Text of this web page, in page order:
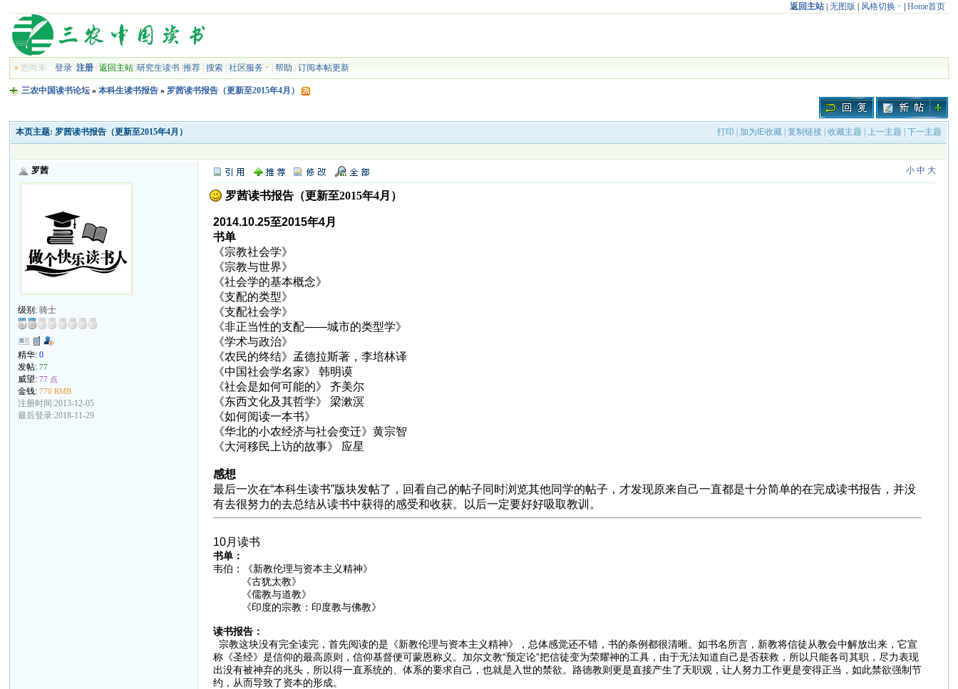
返回主站| 无图版 风格切换 Home首页
» 您尚未登录 注册 |返回主站 |研究生读书 |推荐 |搜索 |社区服务 |帮助 |订阅本帖更新
三农中国读书论坛 »本科生读书报告 » 罗茜读书报告（更新至2015年4月）
本页主题: 罗茜读书报告（更新至2015年4月） 打印 加为IE收藏 |复制链接 |收藏主题 |上一主题 |下一主题
罗茜
级别:骑士
精华:0
发帖:77
威望:77 点
金钱:770 RMB
注册时间:2013-12-05
最后登录:2018-11-29
小 中 大
罗茜读书报告（更新至2015年4月）
2014.10.25至2015年4月
书单
《宗教社会学》
《宗教与世界》
《社会学的基本概念》
《支配的类型》
《支配社会学》
《非正当性的支配——城市的类型学》
《学术与政治》
《农民的终结》 孟德拉斯著，李培林译
《中国社会学名家》
韩明谟
《社会是如何可能的》 齐美尔
《东西文化及其哲学》 梁漱溟
《如何阅读一本书》
《华北的小农经济与社会变迁》 黄宗智
《大河移民上访的故事》 应星
感想
最后一次在“本科生读书”版块发帖了，回看自己的帖子同时浏览其他同学的帖子，才发现原来自己一直都是十分简单的在完成读书报告，并没
有去很努力的去总结从读书中获得的感受和收获。以后一定要好好吸取教训。
10月读书
书单：
韦伯：《新教伦理与资本主义精神》
《古犹太教》
《儒教与道教》
《印度的宗教：印度教与佛教》
读书报告：
宗教这块没有完全读完，首先阅读的是《新教伦理与资本主义精神》，总体感觉还不错，书的条例都很清晰。如书名所言，新教将信徒从教会中解放出来，它宣
称《圣经》是信仰的最高原则，信仰基督便可蒙恩称义。加尔文教“预定论”把信徒变为荣耀神的工具，由于无法知道自己是否获救，所以只能各司其职，尽力表现
出没有被神弃的兆头，所以得一直系统的、体系的要求自己，也就是入世的禁欲。路德教则更是直接产生了天职观，让人努力工作更是变得正当，如此禁欲强制节
约，从而导致了资本的形成。